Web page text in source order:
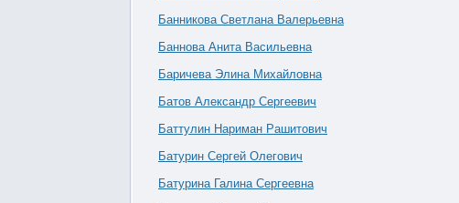
Банникова Светлана Валерьевна
Баннова Анита Васильевна
Баричева Элина Михайловна
Батов Александр Сергеевич
Баттулин Нариман Рашитович
Батурин Сергей Олегович
Батурина Галина Сергеевна